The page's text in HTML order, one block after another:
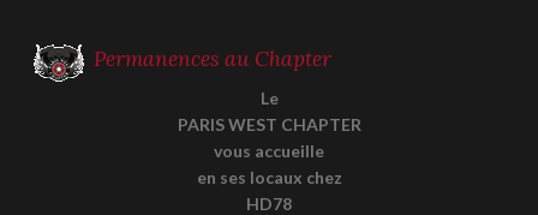
Permanences au Chapter
Le
PARIS WEST CHAPTER
vous accueille
en ses locaux chez
HD78